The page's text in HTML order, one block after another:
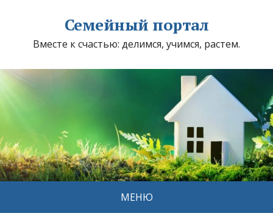
Семейный портал
Вместе к счастью: делимся, учимся, растем.
МЕНЮ